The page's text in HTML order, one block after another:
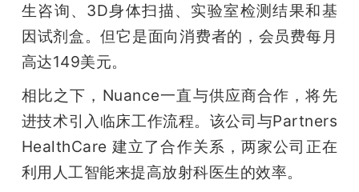
生咨询、3D身体扫描、实验室检测结果和基
因试剂盒。但它是面向消费者的，会员费每月
高达149美元。
相比之下，Nuance一直与供应商合作，将先
进技术引入临床工作流程。该公司与Partners
HealthCare 建立了合作关系，两家公司正在
利用人工智能来提高放射科医生的效率。